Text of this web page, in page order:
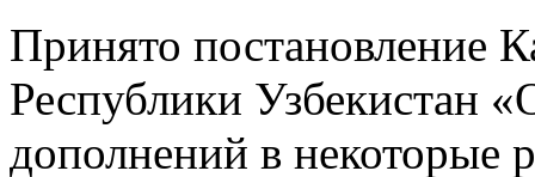
Принято постановление
Республики Узбекистан
дополнений в некоторые